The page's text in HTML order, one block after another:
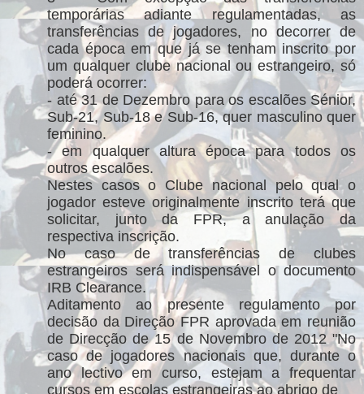
temporárias adiante regulamentadas, as
transferências de jogadores, no decorrer de
cada época em que já se tenham inscrito por
um qualquer clube nacional ou estrangeiro, só
poderá ocorrer:
- até 31 de Dezembro para os escalões Sénior,
Sub-21, Sub-18 e Sub-16, quer masculino quer
feminino.
- em qualquer altura época para todos os
outros escalões.
Nestes casos o Clube nacional pelo qual o
jogador esteve originalmente inscrito terá que
solicitar, junto da FPR, a anulação da
respectiva inscrição.
No caso de transferências de clubes
estrangeiros será indispensável o documento
IRB Clearance.
Aditamento ao presente regulamento por
decisão da Direção FPR aprovada em reunião
de Direcção de 15 de Novembro de 2012 "No
caso de jogadores nacionais que, durante o
ano lectivo em curso, estejam a frequentar
cursos em escolas estrangeiras ao abrigo de